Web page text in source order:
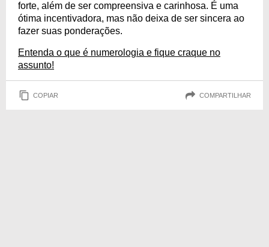
forte, além de ser compreensiva e carinhosa. É uma
ótima incentivadora, mas não deixa de ser sincera ao
fazer suas ponderações.
Entenda o que é numerologia e fique craque no
assunto!
COPIAR COMPARTILHAR